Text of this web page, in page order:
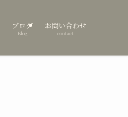
ブログ
Blog
お問い合わせ
contact